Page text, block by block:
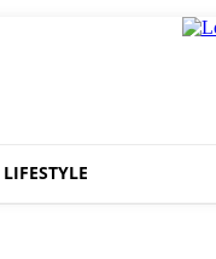
LIFESTYLE